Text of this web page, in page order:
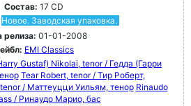
Состав: 17 CD
Новое. Заводская упаковка.
релиза: 01-01-2008
EMI Classics
Gustaf) Nikolai, tenor / Гедда (Гарри
Tear Robert, tenor / Тир Роберт,
/ Маттеуцци Уильям, тенор Rinaudo
/ Ринаудо Марио, бас